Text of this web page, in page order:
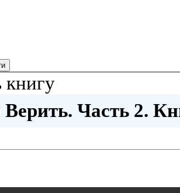
книгу
Верить. Часть 2.